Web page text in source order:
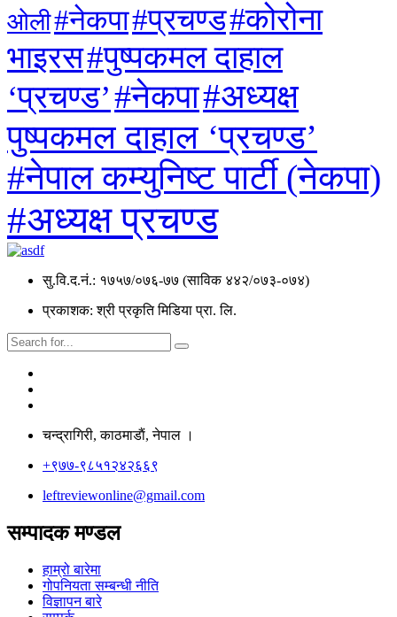
ओली#नेकपा#प्रचण्ड#कोरोना
भाइरस#पुष्पकमल दाहाल
‘प्रचण्ड’#नेकपा#अध्यक्ष
पुष्पकमल दाहाल ‘प्रचण्ड’
#नेपाल कम्युनिष्ट पार्टी (नेकपा)
#अध्यक्ष प्रचण्ड
सु.वि.द.नं.: १७५७/०७६-७७ (साविक ४४२/०७३-०७४)
प्रकाशक: श्री प्रकृति मिडिया प्रा. लि.
चन्द्रागिरी, काठमाडाैं, नेपाल ।
+९७७-९८५१२४२६६९
leftreviewonline@gmail.com
सम्पादक मण्डल
हाम्रो बारेमा
गोपनियता सम्बन्धी नीति
विज्ञापन बारे